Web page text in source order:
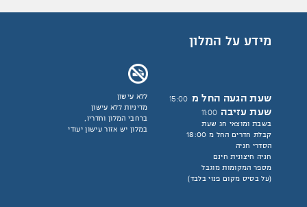
מידע על המלון
שעת הגעה החל מ 15:00
שעת עזיבה 11:00
בשבת ומוצאי חג שעת
קבלת חדרים החל מ 18:00
הסדרי חניה
חניה חיצונית חינם
מספר המקומות מוגבל
(על בסיס מקום פנוי בלבד)
ללא עישון
מדיניות ללא עישון
ברחבי המלון וחדריו,
במלון יש אזור עישון יעודי